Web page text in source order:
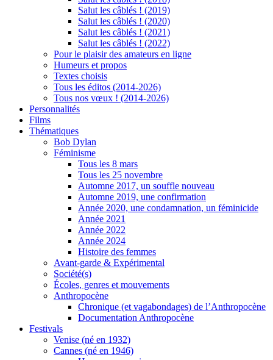
Salut les câblés ! (2019)
Salut les câblés ! (2020)
Salut les câblés ! (2021)
Salut les câblés ! (2022)
Pour le plaisir des amateurs en ligne
Humeurs et propos
Textes choisis
Tous les éditos (2014-2026)
Tous nos vœux ! (2014-2026)
Personnalités
Films
Thématiques
Bob Dylan
Féminisme
Tous les 8 mars
Tous les 25 novembre
Automne 2017, un souffle nouveau
Automne 2019, une confirmation
Année 2020, une condamnation, un féminicide
Année 2021
Année 2022
Année 2024
Histoire des femmes
Avant-garde & Expérimental
Société(s)
Écoles, genres et mouvements
Anthropocène
Chronique (et vagabondages) de l’Anthropocène
Documentation Anthropocène
Festivals
Venise (né en 1932)
Cannes (né en 1946)